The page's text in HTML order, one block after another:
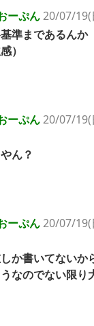
ーぷん20/07/19(
準まであるんか
）
ーぷん20/07/19(
ん？
ーぷん20/07/19(
か書いてないか
なのでない限り